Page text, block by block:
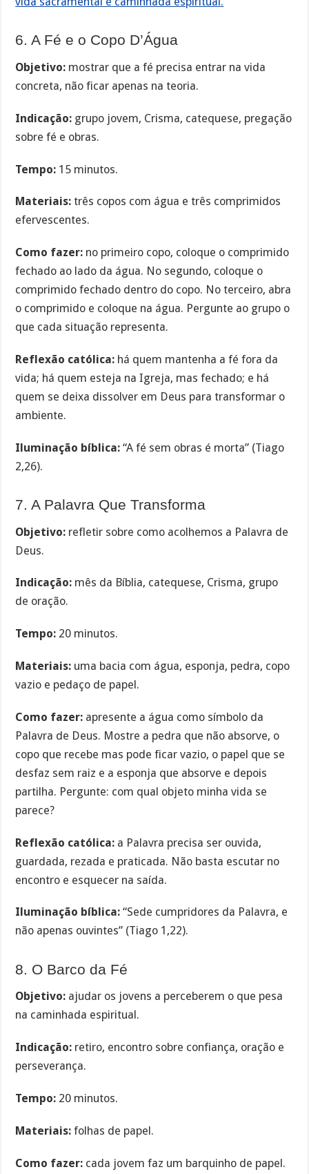
6. A Fé e o Copo D’Água
Objetivo: mostrar que a fé precisa entrar na vida
concreta, não ficar apenas na teoria.
Indicação: grupo jovem, Crisma, catequese, pregação
sobre fé e obras.
Tempo: 15 minutos.
Materiais: três copos com água e três comprimidos
efervescentes.
Como fazer: no primeiro copo, coloque o comprimido
fechado ao lado da água. No segundo, coloque o
comprimido fechado dentro do copo. No terceiro, abra
o comprimido e coloque na água. Pergunte ao grupo o
que cada situação representa.
Reflexão católica: há quem mantenha a fé fora da
vida; há quem esteja na Igreja, mas fechado; e há
quem se deixa dissolver em Deus para transformar o
ambiente.
Iluminação bíblica: “A fé sem obras é morta” (Tiago
2,26).
7. A Palavra Que Transforma
Objetivo: refletir sobre como acolhemos a Palavra de
Deus.
Indicação: mês da Bíblia, catequese, Crisma, grupo
de oração.
Tempo: 20 minutos.
Materiais: uma bacia com água, esponja, pedra, copo
vazio e pedaço de papel.
Como fazer: apresente a água como símbolo da
Palavra de Deus. Mostre a pedra que não absorve, o
copo que recebe mas pode ficar vazio, o papel que se
desfaz sem raiz e a esponja que absorve e depois
partilha. Pergunte: com qual objeto minha vida se
parece?
Reflexão católica: a Palavra precisa ser ouvida,
guardada, rezada e praticada. Não basta escutar no
encontro e esquecer na saída.
Iluminação bíblica: “Sede cumpridores da Palavra, e
não apenas ouvintes” (Tiago 1,22).
8. O Barco da Fé
Objetivo: ajudar os jovens a perceberem o que pesa
na caminhada espiritual.
Indicação: retiro, encontro sobre confiança, oração e
perseverança.
Tempo: 20 minutos.
Materiais: folhas de papel.
Como fazer: cada jovem faz um barquinho de papel.